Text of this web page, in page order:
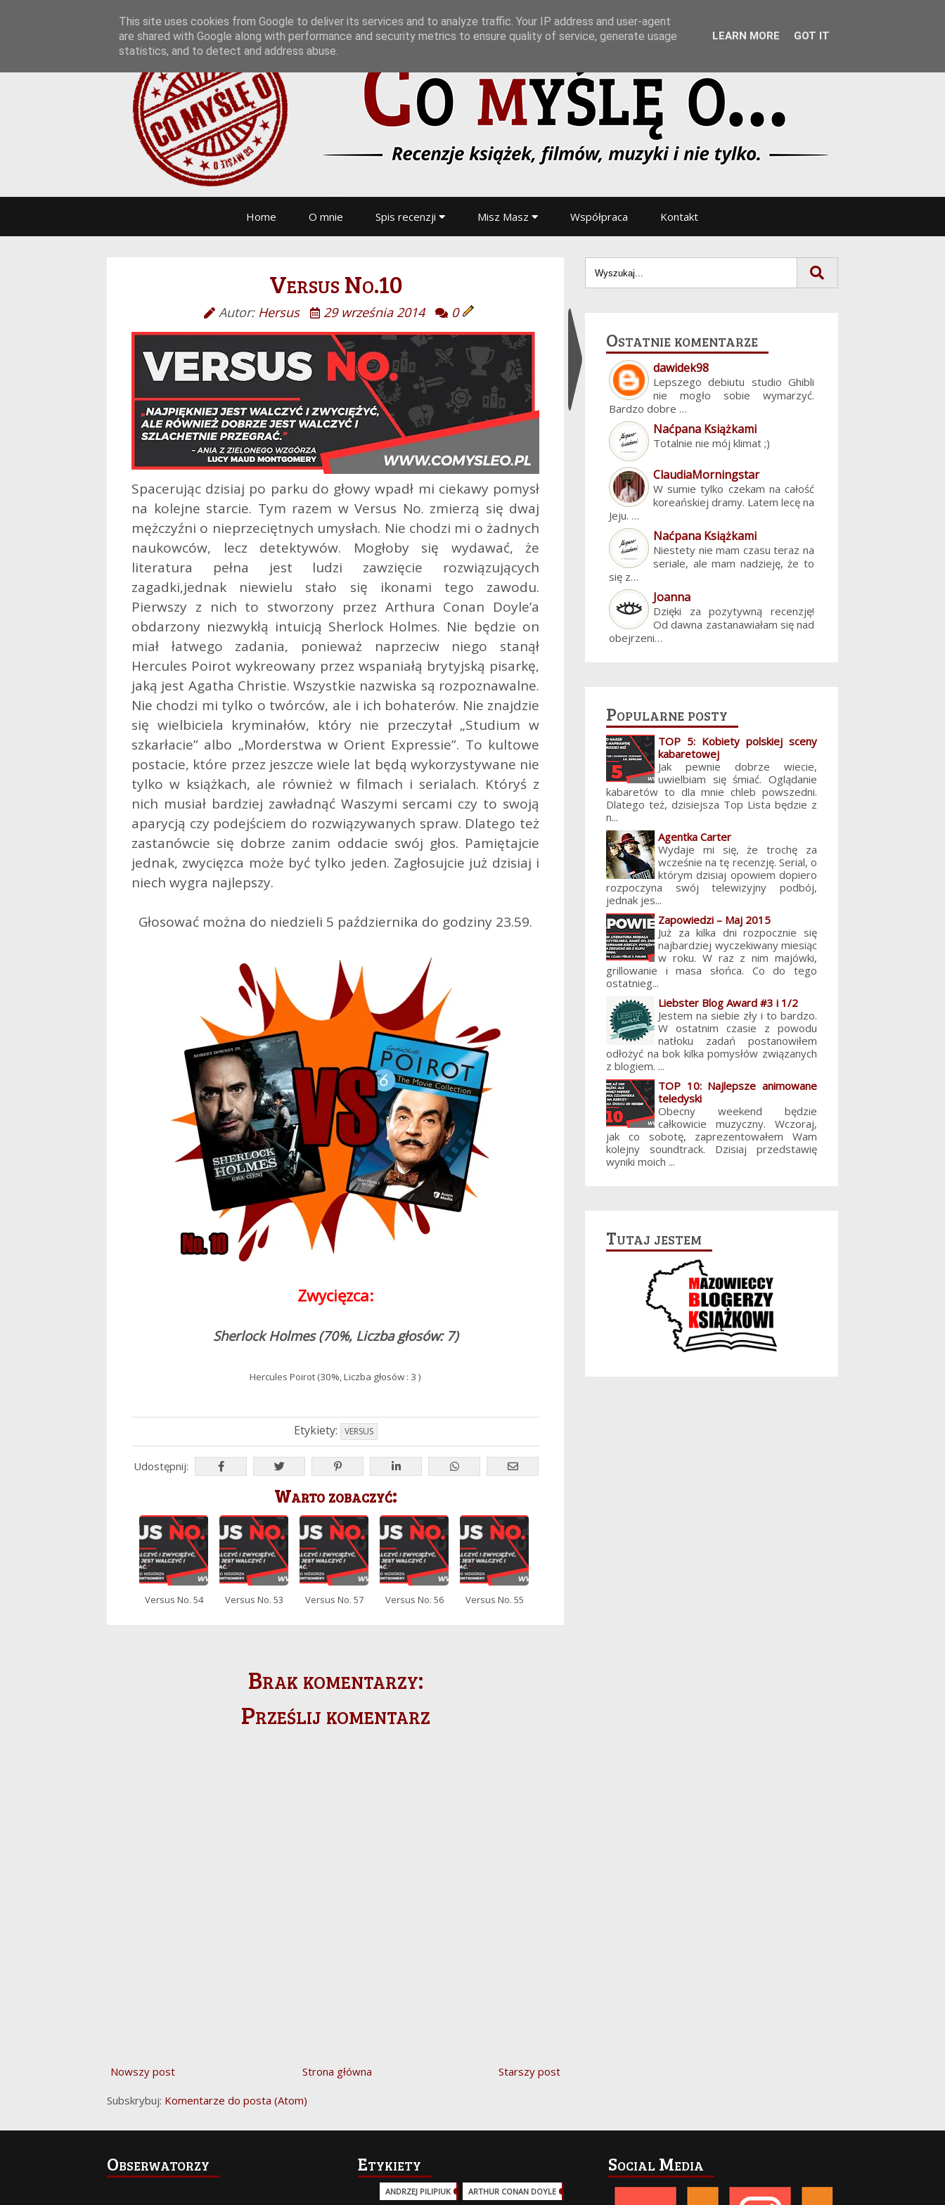
Home O mnie Spis recenzji Misz Masz Współpraca Kontakt
Versus No.10
Autor: Hersus 29 września 2014 0
Spacerując dzisiaj po parku do głowy wpadł mi ciekawy pomysł
na kolejne starcie. Tym razem w Versus No. zmierzą się dwaj
mężczyźni o nieprzeciętnych umysłach. Nie chodzi mi o żadnych
naukowców, lecz detektywów. Mogłoby się wydawać, że
literatura pełna jest ludzi zawzięcie rozwiązujących
zagadki,jednak niewielu stało się ikonami tego zawodu.
Pierwszy z nich to stworzony przez Arthura Conan Doyle’a
obdarzony niezwykłą intuicją Sherlock Holmes. Nie będzie on
miał łatwego zadania, ponieważ naprzeciw niego stanął
Hercules Poirot wykreowany przez wspaniałą brytyjską pisarkę,
jaką jest Agatha Christie. Wszystkie nazwiska są rozpoznawalne.
Nie chodzi mi tylko o twórców, ale i ich bohaterów. Nie znajdzie
się wielbiciela kryminałów, który nie przeczytał „Studium w
szkarłacie” albo „Morderstwa w Orient Expressie”. To kultowe
postacie, które przez jeszcze wiele lat będą wykorzystywane nie
tylko w książkach, ale również w filmach i serialach. Któryś z
nich musiał bardziej zawładnąć Waszymi sercami czy to swoją
aparycją czy podejściem do rozwiązywanych spraw. Dlatego też
zastanówcie się dobrze zanim oddacie swój głos. Pamiętajcie
jednak, zwycięzca może być tylko jeden. Zagłosujcie już dzisiaj i
niech wygra najlepszy.
Głosować można do niedzieli 5 października do godziny 23.59.
Zwycięzca:
Sherlock Holmes (70%, Liczba głosów: 7)
Hercules Poirot (30%, Liczba głosów : 3 )
Etykiety: VERSUS
Udostępnij:
Warto zobaczyć:
Versus No. 54 Versus No. 53 Versus No. 57 Versus No. 56 Versus No. 55
Ukryj
Brak komentarzy:
Prześlij komentarz
Nowszy post Starszy post
Strona główna
Subskrybuj: Komentarze do posta (Atom)
Ostatnie komentarze
dawidek98
Lepszego debiutu studio Ghibli
nie mogło sobie wymarzyć.
Bardzo dobre …
Naćpana Książkami
Totalnie nie mój klimat ;)
ClaudiaMorningstar
W sumie tylko czekam na całość
koreańskiej dramy. Latem lecę na
Jeju. …
Naćpana Książkami
Niestety nie mam czasu teraz na
seriale, ale mam nadzieję, że to
się z…
Joanna
Dzięki za pozytywną recenzję!
Od dawna zastanawiałam się nad
obejrzeni…
Popularne posty
TOP 5: Kobiety polskiej sceny
kabaretowej
Jak pewnie dobrze wiecie,
uwielbiam się śmiać. Oglądanie
kabaretów to dla mnie chleb powszedni.
Dlatego też, dzisiejsza Top Lista będzie z
n...
Agentka Carter
Wydaje mi się, że trochę za
wcześnie na tę recenzję. Serial, o
którym dzisiaj opowiem dopiero
rozpoczyna swój telewizyjny podbój,
jednak jes...
Zapowiedzi – Maj 2015
Już za kilka dni rozpocznie się
najbardziej wyczekiwany miesiąc
w roku. W raz z nim majówki,
grillowanie i masa słońca. Co do tego
ostatnieg...
Liebster Blog Award #3 i 1/2
Jestem na siebie zły i to bardzo.
W ostatnim czasie z powodu
natłoku zadań postanowiłem
odłożyć na bok kilka pomysłów związanych
z blogiem. ...
TOP 10: Najlepsze animowane
teledyski
Obecny weekend będzie
całkowicie muzyczny. Wczoraj,
jak co sobotę, zaprezentowałem Wam
kolejny soundtrack. Dzisiaj przedstawię
wyniki moich ...
Tutaj jestem
Obserwatorzy Etykiety
ANDRZEJ PILIPIUK (29)ARTHUR CONAN DOYLE
Social Media
This site uses cookies from Google to deliver its services and to analyze traffic. Your IP address and user-agent
are shared with Google along with performance and security metrics to ensure quality of service, generate usage
statistics, and to detect and address abuse.
LEARN MORE GOT IT